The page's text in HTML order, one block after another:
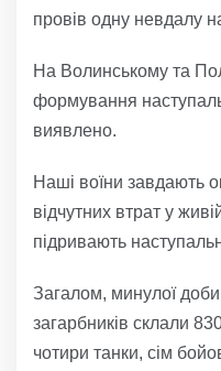
провів одну невдалу
На Волинському та
формування
виявлено.
Наші воїни завдають
відчутних втрат у
підривають
Загалом, минулої доби
загарбників склали
чотири танки, сім